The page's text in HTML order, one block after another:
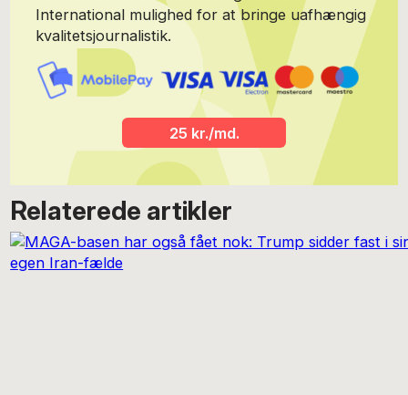
International mulighed for at bringe uafhængig
kvalitetsjournalistik.
25 kr./md.
Relaterede artikler